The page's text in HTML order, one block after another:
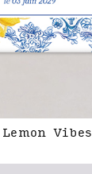
Vibes